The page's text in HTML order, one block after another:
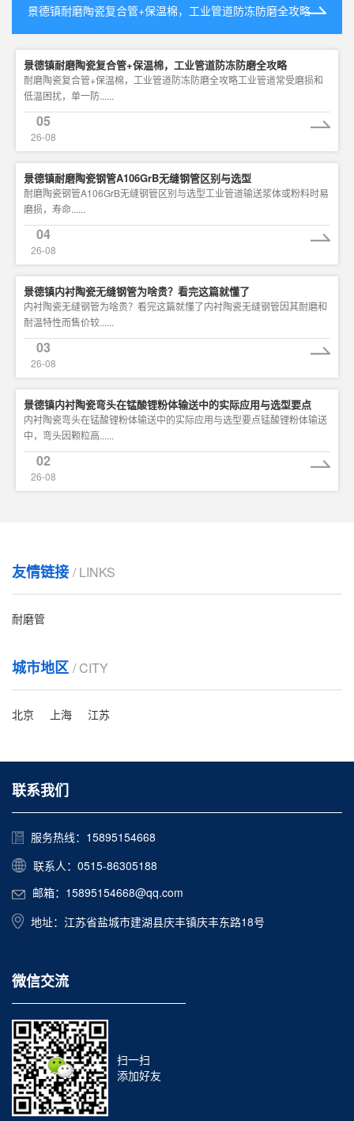
景德镇耐磨陶瓷复合管+保温棉，工业管道防冻防磨全攻略
景德镇耐磨陶瓷复合管+保温棉，工业管道防冻防磨全攻略
耐磨陶瓷复合管+保温棉，工业管道防冻防磨全攻略工业管道常受磨损和
低温困扰，单一防......
05
26-08
景德镇耐磨陶瓷钢管A106GrB无缝钢管区别与选型
耐磨陶瓷钢管A106GrB无缝钢管区别与选型工业管道输送浆体或粉料时易
磨损，寿命......
04
26-08
景德镇内衬陶瓷无缝钢管为啥贵？看完这篇就懂了
内衬陶瓷无缝钢管为啥贵？看完这篇就懂了内衬陶瓷无缝钢管因其耐磨和
耐温特性而售价较......
03
26-08
景德镇内衬陶瓷弯头在锰酸锂粉体输送中的实际应用与选型要点
内衬陶瓷弯头在锰酸锂粉体输送中的实际应用与选型要点锰酸锂粉体输送
中，弯头因颗粒高......
02
26-08
友情链接 / LINKS
耐磨管
城市地区 / CITY
北京 上海 江苏
联系我们
服务热线：15895154668
联系人：0515-86305188
邮箱：15895154668@qq.com
地址：江苏省盐城市建湖县庆丰镇庆丰东路18号
微信交流
扫一扫
添加好友